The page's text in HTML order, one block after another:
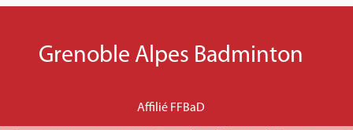
Grenoble Alpes Badminton
Affilié FFBaD